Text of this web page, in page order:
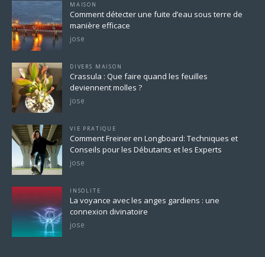
MAISON
Comment détecter une fuite d’eau sous terre de
manière efficace
jose
DIVERS MAISON
Crassula : Que faire quand les feuilles
deviennent molles ?
jose
VIE PRATIQUE
Comment Freiner en Longboard: Techniques et
Conseils pour les Débutants et les Experts
jose
INSOLITE
La voyance avec les anges gardiens : une
connexion divinatoire
jose